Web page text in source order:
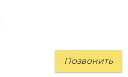
Позвонить